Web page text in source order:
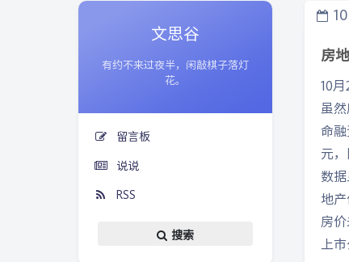
文思谷
有约不来过夜半，闲敲棋子落灯
花。
留言板
说说
RSS
搜索
10
房
10
虽
命
元
数
地
房
上市